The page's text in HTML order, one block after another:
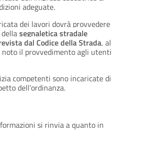
adeguate.
dei lavori dovrà provvedere
segnaletica stradale
dal Codice della Strada, al
il provvedimento agli utenti
competenti sono incaricate di
dell’ordinanza.
si rinvia a quanto in